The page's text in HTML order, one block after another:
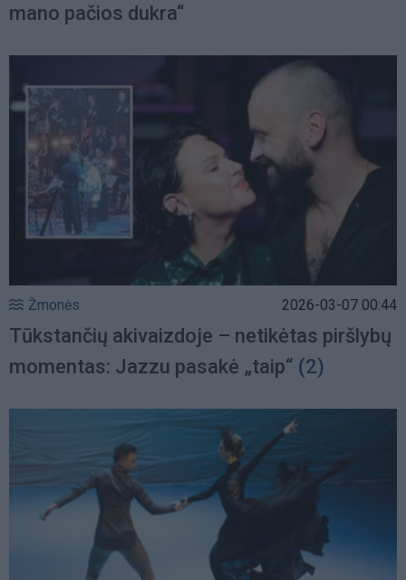
mano pačios dukra“
Žmonės 2026-03-07 00:44
Tūkstančių akivaizdoje – netikėtas piršlybų
momentas: Jazzu pasakė „taip“ (2)